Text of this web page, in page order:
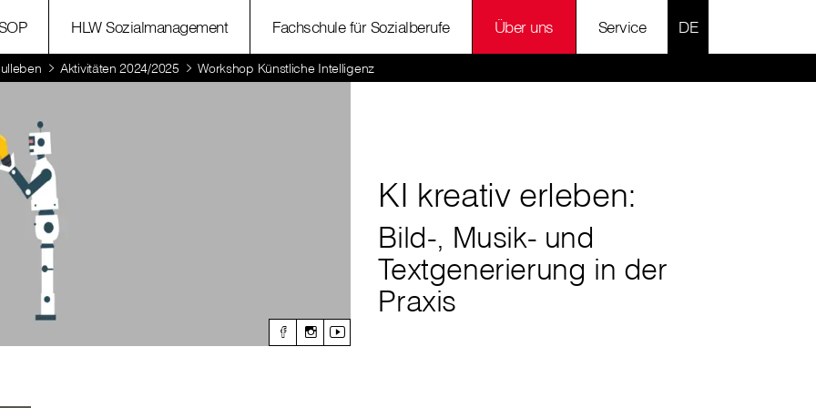
HLW Sozialmanagement Fachschule für Sozialberufe Über uns Service SPRACHE
Aktivitäten 2024/2025 Workshop Künstliche Intelligenz
KI kreativ erleben:
Bild-, Musik- und
Textgenerierung in der
Praxis